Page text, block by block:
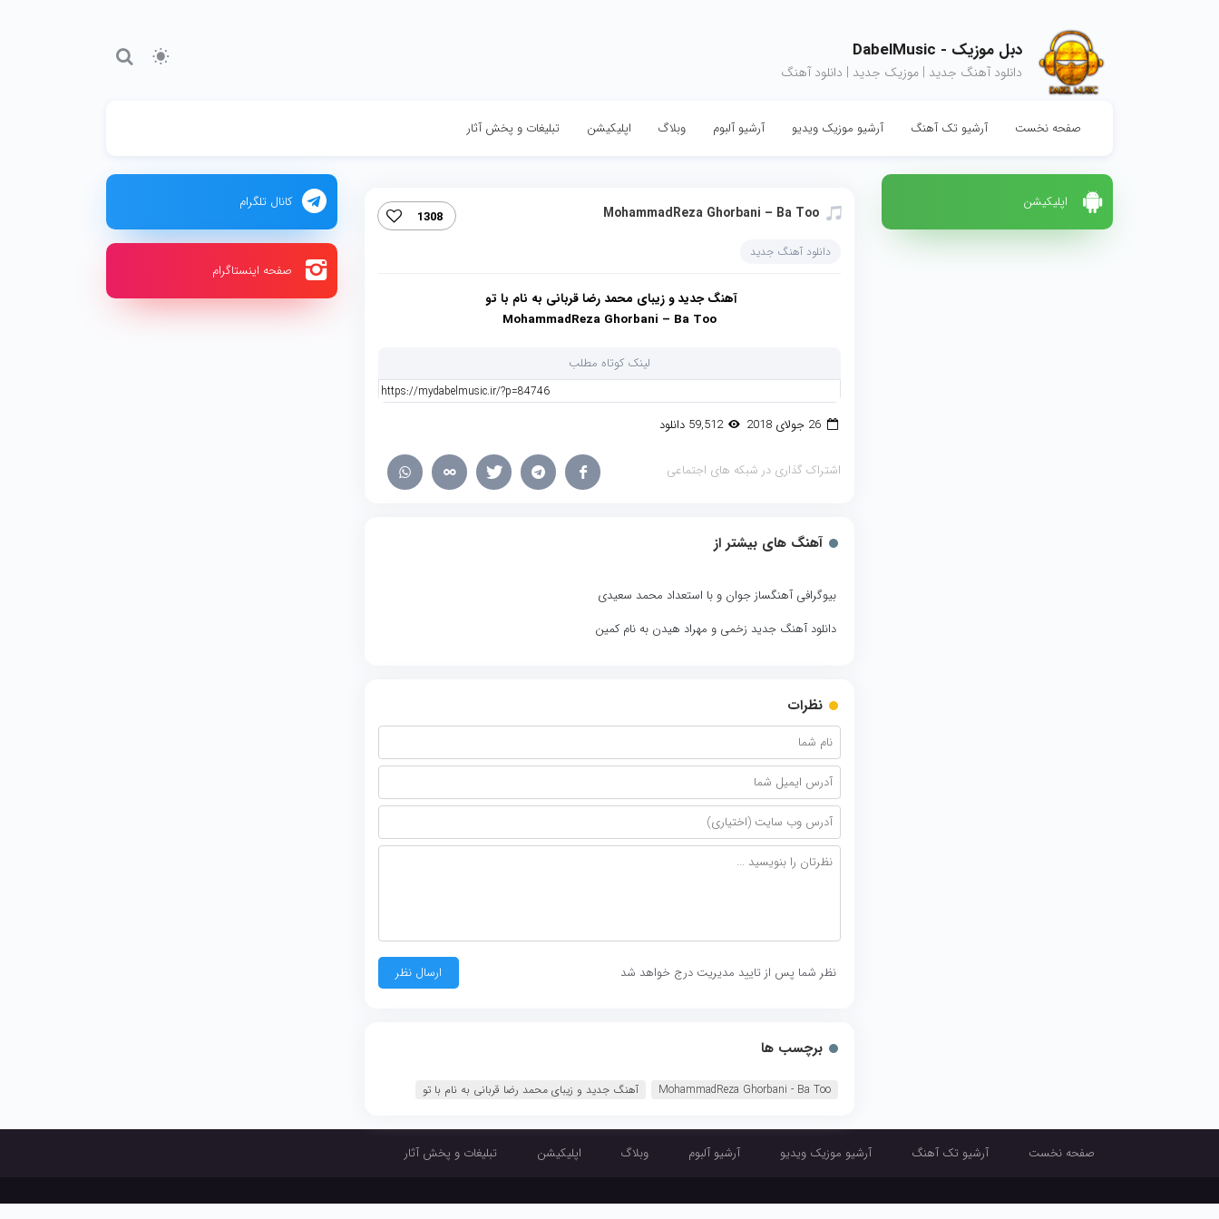
دبل موزیک - DabelMusic
دانلود آهنگ جدید | موزیک جدید | دانلود آهنگ
صفحه نخست آرشیو تک آهنگ آرشیو موزیک ویدیو آرشیو آلبوم وبلاگ اپلیکیشن تبلیغات و پخش آثار
اپلیکیشن
MohammadReza Ghorbani – Ba Too
1308
دانلود آهنگ جدید
آهنگ جدید و زیبای محمد رضا قربانی به نام با تو
MohammadReza Ghorbani – Ba Too
لینک کوتاه مطلب
26 جولای 2018 59,512 دانلود
اشتراک گذاری در شبکه های اجتماعی
آهنگ های بیشتر از
بیوگرافی آهنگساز جوان و با استعداد محمد سعیدی
دانلود آهنگ جدید زخمی و مهراد هیدن به نام کمین
نظرات
نظر شما پس از تایید مدیریت درج خواهد شد
برچسب ها
MohammadReza Ghorbani - Ba Too آهنگ جدید و زیبای محمد رضا قربانی به نام با تو
کانال تلگرام
صفحه اینستاگرام
صفحه نخست آرشیو تک آهنگ آرشیو موزیک ویدیو آرشیو آلبوم وبلاگ اپلیکیشن تبلیغات و پخش آثار